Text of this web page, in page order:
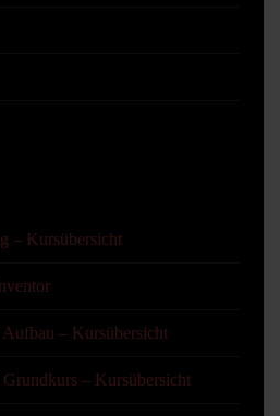
– Kursübersicht
– Kursübersicht
– Kursübersicht